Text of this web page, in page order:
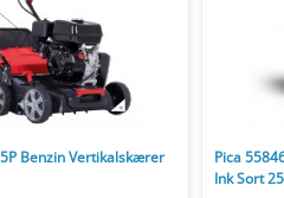
Benzin Vertikalskærer
Pica
Ink Sort